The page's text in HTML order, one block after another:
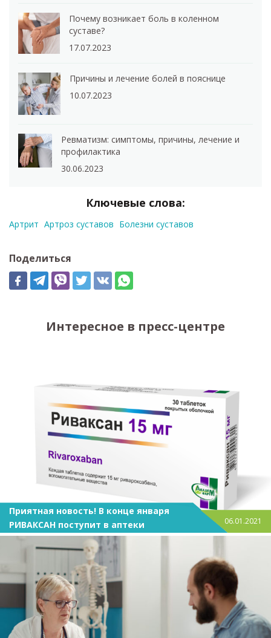
Почему возникает боль в коленном
суставе?
17.07.2023
Причины и лечение болей в пояснице
10.07.2023
Ревматизм: симптомы, причины, лечение и
профилактика
30.06.2023
Ключевые слова:
Артрит Артроз суставов Болезни суставов
Поделиться
Интересное в пресс-центре
Приятная новость! В конце января
РИВАКСАН поступит в аптеки
06.01.2021